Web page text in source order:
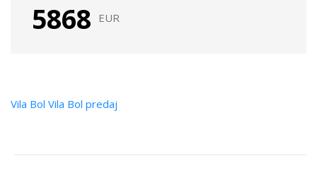
5868 EUR
Vila Bol Vila Bol predaj